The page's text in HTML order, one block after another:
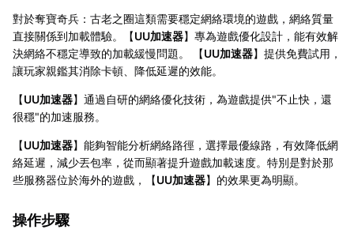
對於奪寶奇兵：古老之圈這類需要穩定網絡環境的遊戲，網絡質量
直接關係到加載體驗。【UU加速器】專為遊戲優化設計，能有效解
決網絡不穩定導致的加載緩慢問題。 【UU加速器】提供免費試用，
讓玩家親鑑其消除卡頓、降低延遲的效能。
【UU加速器】通過自研的網絡優化技術，為遊戲提供"不止快，還
很穩"的加速服務。
【UU加速器】能夠智能分析網絡路徑，選擇最優線路，有效降低網
絡延遲，減少丟包率，從而顯著提升遊戲加載速度。特別是對於那
些服務器位於海外的遊戲，【UU加速器】的效果更為明顯。
操作步驟